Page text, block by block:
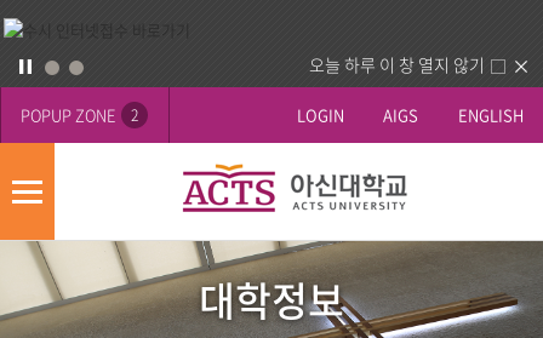
오늘 하루 이 창 열지 않기
POPUP ZONE 2 LOGIN AIGS ENGLISH
모
일
메
뉴
보
역
대학정보